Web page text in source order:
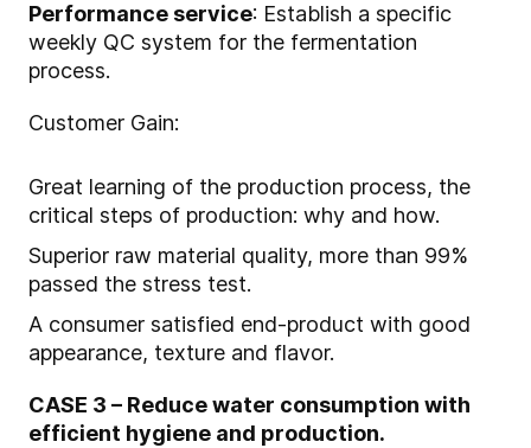
Performance service: Establish a specific
weekly QC system for the fermentation
process.
Customer Gain:
Great learning of the production process, the
critical steps of production: why and how.
Superior raw material quality, more than 99%
passed the stress test.
A consumer satisfied end-product with good
appearance, texture and flavor.
CASE 3 – Reduce water consumption with
efficient hygiene and production.